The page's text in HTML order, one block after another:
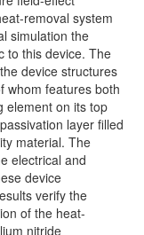
removal system
simulation the
to this device. The
device structures
whom features both
element on its top
layer filled
material. The
electrical and
device
verify the
of the heat-
nitride